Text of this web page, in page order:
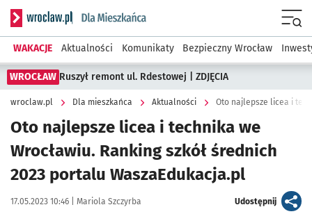
Serwis informacyjny wroclaw.pl podserwis: Dla mieszkańca
WAKACJE Aktualności Komunikaty Bezpieczny Wrocław
WROCŁAW Ruszył remont ul. Rdestowej | ZDJĘCIA
wroclaw.pl Dla mieszkańca Aktualności
Oto najlepsze licea i technika we
Wrocławiu. Ranking szkół średnich
2023 portalu WaszaEdukacja.pl
Data publikacji:
17.05.2023 10:46 | Autor:
Mariola Szczyrba Udostępnijartykuł